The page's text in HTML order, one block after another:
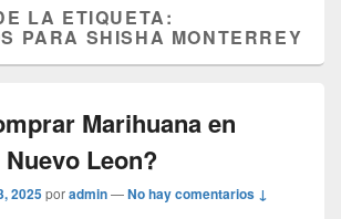
LA ETIQUETA:
PARA SHISHA MONTERREY
Marihuana en
Leon?
2025poradmin—No hay comentarios ↓